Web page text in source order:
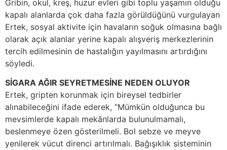
Gribin, okul, kreş, huzur evleri gibi toplu yaşamın olduğu
kapalı alanlarda çok daha fazla görüldüğünü vurgulayan
Ertek, sosyal aktivite için havaların soğuk olmasına bağlı
olarak açık alanlar yerine kapalı alışveriş merkezlerinin
tercih edilmesinin de hastalığın yayılmasını artırdığını
söyledi.
SİGARA AĞIR SEYRETMESİNE NEDEN OLUYOR
Ertek, gripten korunmak için bireysel tedbirler
alınabileceğini ifade ederek, ”Mümkün olduğunca bu
mevsimlerde kapalı mekânlarda bulunulmamalı,
beslenmeye özen gösterilmeli. Bol sebze ve meyve
yenilerek vücut direnci artırılmalı. Bağışıklık sisteminin